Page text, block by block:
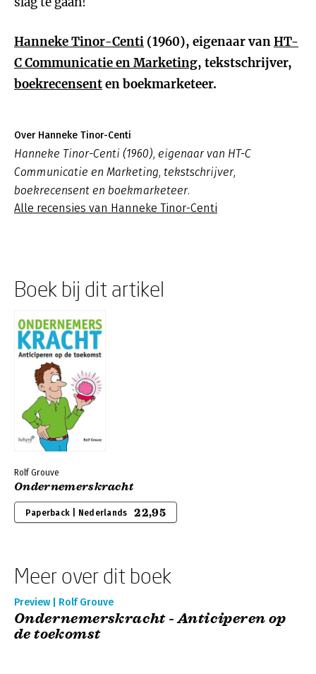
Hanneke Tinor-Centi (1960), eigenaar vanHT-
C Communicatie en Marketing, tekstschrijver,
boekrecensenten boekmarketeer.
Over Hanneke Tinor-Centi
Hanneke Tinor-Centi (1960), eigenaar van HT-C
Communicatie en Marketing, tekstschrijver,
boekrecensent en boekmarketeer.
Alle recensies van Hanneke Tinor-Centi
Boek bij dit artikel
Rolf Grouve
Ondernemerskracht
Paperback | Nederlands 22,95
Meer over dit boek
Preview | Rolf Grouve
Ondernemerskracht - Anticiperen op
de toekomst